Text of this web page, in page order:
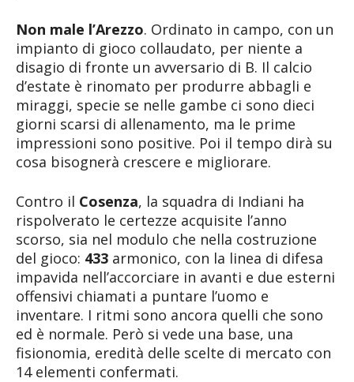
Non male l’Arezzo. Ordinato in campo, con un
impianto di gioco collaudato, per niente a
disagio di fronte un avversario di B. Il calcio
d’estate è rinomato per produrre abbagli e
miraggi, specie se nelle gambe ci sono dieci
giorni scarsi di allenamento, ma le prime
impressioni sono positive. Poi il tempo dirà su
cosa bisognerà crescere e migliorare.
Contro il Cosenza, la squadra di Indiani ha
rispolverato le certezze acquisite l’anno
scorso, sia nel modulo che nella costruzione
del gioco: 433 armonico, con la linea di difesa
impavida nell’accorciare in avanti e due esterni
offensivi chiamati a puntare l’uomo e
inventare. I ritmi sono ancora quelli che sono
ed è normale. Però si vede una base, una
fisionomia, eredità delle scelte di mercato con
14 elementi confermati.